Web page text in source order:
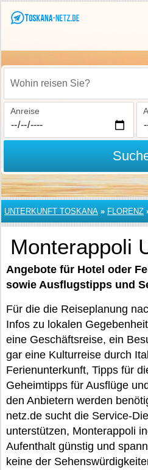
Wohin reisen Sie?
Anreise
UNTERKUNFT TOSKANA » FLORENZ
Monterappoli
Angebote für Hotel oder
sowie Ausflugstipps und
Für die die Reiseplanung
Infos zu lokalen
eine Geschäftsreise, ein
gar eine Kulturreise durch
Ferienunterkunft, Tipps für
Geheimtipps für Ausflüge
den Anbietern werden
netz.de sucht die Service-
unterstützen, Monterappoli
Aufenthalt günstig und
keine der